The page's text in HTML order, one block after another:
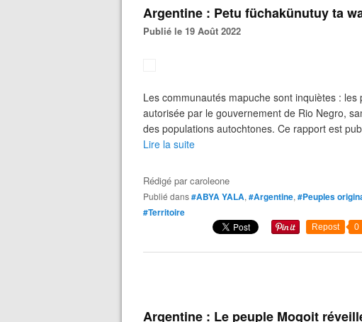
Argentine : Petu füchakünutuy ta
Publié le 19 Août 2022
Les communautés mapuche sont inquiètes :
autorisée par le gouvernement de Rio Negro,
des populations autochtones. Ce rapport est
Lire la suite
Rédigé parcaroleone
Publié dans#ABYA YALA, #Argentine, #Peuples
#Territoire
Repost 0
Argentine : Le peuple Moqoit